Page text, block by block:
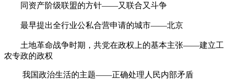
同资产阶级联盟的方针——又联合又斗争
最早提出全行业公私合营申请的城市——北京
土地革命战争时期，共党在政权上的基本主张——建立工
农专政的政权
我国政治生活的主题——正确处理人民内部矛盾